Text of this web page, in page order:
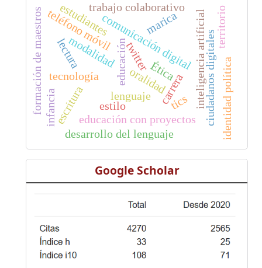
lenguaje
tecnología
comunicación digital
educación inteligencia artificial
tics ciudadanos digitales
educación con proyectos
modalidad
estilo identidad política
formación de maestros lectura
escritura
oralidad
trabajo colaborativo
marica
twitter
infancia
desarrollo del lenguaje
teléfono móvil territorio
estudiantes
carrera
Ética
Google Scholar